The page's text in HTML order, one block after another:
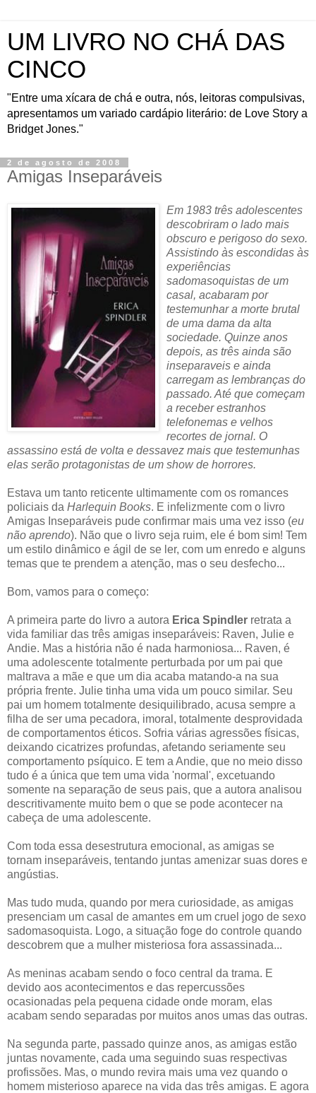
UM LIVRO NO CHÁ DAS
CINCO
"Entre uma xícara de chá e outra, nós, leitoras compulsivas,
apresentamos um variado cardápio literário: de Love Story a
Bridget Jones."
2 de agosto de 2008
Amigas Inseparáveis
Em 1983 três adolescentes
descobriram o lado mais
obscuro e perigoso do sexo.
Assistindo às escondidas às
experiências
sadomasoquistas de um
casal, acabaram por
testemunhar a morte brutal
de uma dama da alta
sociedade. Quinze anos
depois, as três ainda são
inseparaveis e ainda
carregam as lembranças do
passado. Até que começam
a receber estranhos
telefonemas e velhos
recortes de jornal. O
assassino está de volta e dessavez mais que testemunhas
elas serão protagonistas de um show de horrores.
Estava um tanto reticente ultimamente com os romances
policiais da Harlequin Books. E infelizmente com o livro
Amigas Inseparáveis pude confirmar mais uma vez isso (eu
não aprendo). Não que o livro seja ruim, ele é bom sim! Tem
um estilo dinâmico e ágil de se ler, com um enredo e alguns
temas que te prendem a atenção, mas o seu desfecho...
Bom, vamos para o começo:
A primeira parte do livro a autora Erica Spindler retrata a
vida familiar das três amigas inseparáveis: Raven, Julie e
Andie. Mas a história não é nada harmoniosa... Raven, é
uma adolescente totalmente perturbada por um pai que
maltrava a mãe e que um dia acaba matando-a na sua
própria frente. Julie tinha uma vida um pouco similar. Seu
pai um homem totalmente desiquilibrado, acusa sempre a
filha de ser uma pecadora, imoral, totalmente desprovidada
de comportamentos éticos. Sofria várias agressões físicas,
deixando cicatrizes profundas, afetando seriamente seu
comportamento psíquico. E tem a Andie, que no meio disso
tudo é a única que tem uma vida 'normal', excetuando
somente na separação de seus pais, que a autora analisou
descritivamente muito bem o que se pode acontecer na
cabeça de uma adolescente.
Com toda essa desestrutura emocional, as amigas se
tornam inseparáveis, tentando juntas amenizar suas dores e
angústias.
Mas tudo muda, quando por mera curiosidade, as amigas
presenciam um casal de amantes em um cruel jogo de sexo
sadomasoquista. Logo, a situação foge do controle quando
descobrem que a mulher misteriosa fora assassinada...
As meninas acabam sendo o foco central da trama. E
devido aos acontecimentos e das repercussões
ocasionadas pela pequena cidade onde moram, elas
acabam sendo separadas por muitos anos umas das outras.
Na segunda parte, passado quinze anos, as amigas estão
juntas novamente, cada uma seguindo suas respectivas
profissões. Mas, o mundo revira mais uma vez quando o
homem misterioso aparece na vida das três amigas. E agora